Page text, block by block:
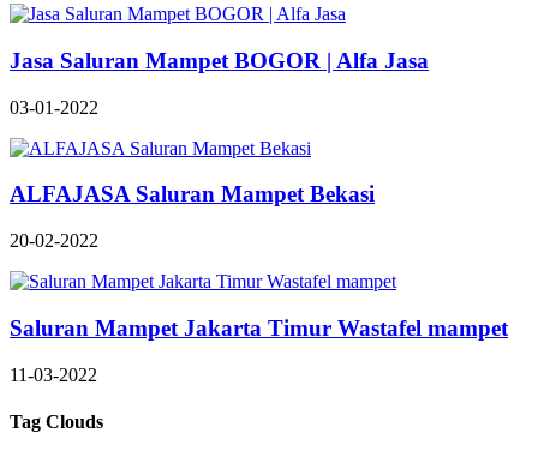
Jasa Saluran Mampet BOGOR | Alfa Jasa
03-01-2022
ALFAJASA Saluran Mampet Bekasi
20-02-2022
Saluran Mampet Jakarta Timur Wastafel mampet
11-03-2022
Tag Clouds